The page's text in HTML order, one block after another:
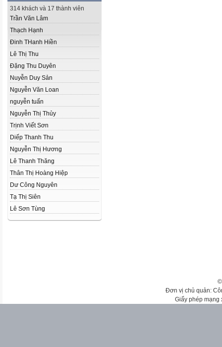
314 khách và 17 thành viên
Trần Văn Lâm
Thạch Hạnh
Đinh THanh Hiền
Lê Thị Thu
Đặng Thu Duyên
Nuyễn Duy Sản
Nguyễn Văn Loan
nguyễn tuấn
Nguyễn Thị Thủy
Trịnh Viết Sơn
Diếp Thanh Thu
Nguyễn Thị Hương
Lê Thanh Thăng
Thân Thị Hoàng Hiệp
Dư Công Nguyên
Tạ Thị Siên
Lê Sơn Tùng
Đơn vị chủ quản:
Giấy phép mạng